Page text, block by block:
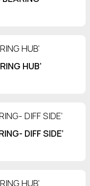
HUB’
DIFF SIDE’